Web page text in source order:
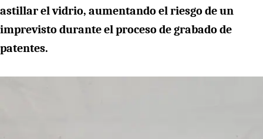
astillar el vidrio, aumentando el riesgo de un
imprevisto durante el proceso de grabado de
patentes.